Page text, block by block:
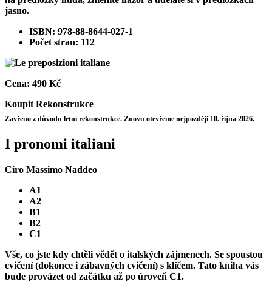
jasno.
ISBN: 978-88-8644-027-1
Počet stran: 112
Cena: 490 Kč
Koupit Rekonstrukce
Zavřeno z důvodu letní rekonstrukce. Znovu otevřeme nejpozději 10. října 2026.
I pronomi italiani
Ciro Massimo Naddeo
A1
A2
B1
B2
C1
Vše, co jste kdy chtěli vědět o italských zájmenech. Se spoustou
cvičení (dokonce i zábavných cvičení) s klíčem. Tato kniha vás
bude provázet od začátku až po úroveň C1.